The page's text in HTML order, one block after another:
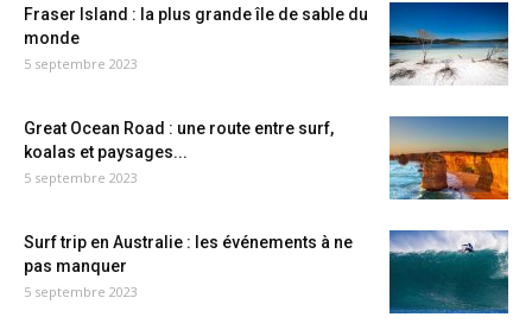
Fraser Island : la plus grande île de sable du
monde
5 septembre 2023
Great Ocean Road : une route entre surf,
koalas et paysages...
5 septembre 2023
Surf trip en Australie : les événements à ne
pas manquer
5 septembre 2023